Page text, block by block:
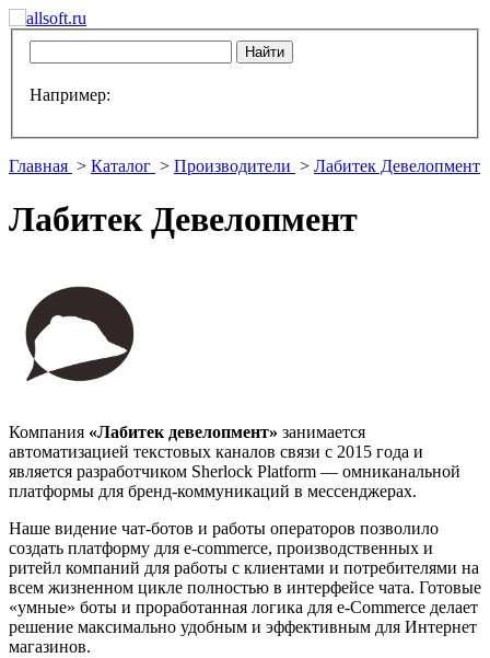
Например:
Главная > Каталог > Производители > Лабитек Девелопмент
Лабитек Девелопмент
Компания «Лабитек девелопмент» занимается
автоматизацией текстовых каналов связи с 2015 года и
является разработчиком Sherlock Platform — омниканальной
платформы для бренд-коммуникаций в мессенджерах.
Наше видение чат-ботов и работы операторов позволило
создать платформу для e-commerce, производственных и
ритейл компаний для работы с клиентами и потребителями на
всем жизненном цикле полностью в интерфейсе чата. Готовые
«умные» боты и проработанная логика для e-Commerce делает
решение максимально удобным и эффективным для Интернет
магазинов.